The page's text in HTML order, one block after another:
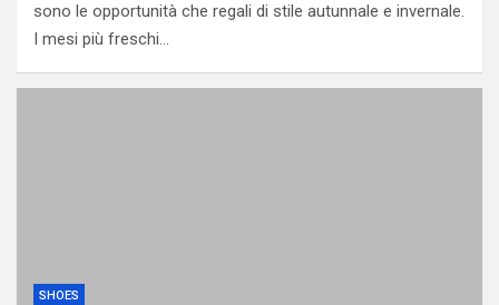
sono le opportunità che regali di stile autunnale e invernale.
I mesi più freschi…
SHOES